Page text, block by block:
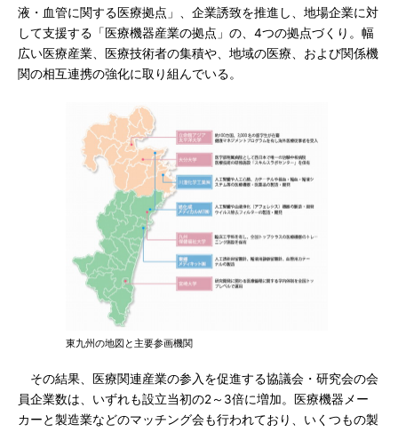
液・血管に関する医療拠点」、企業誘致を推進し、地場企業に対
して支援する「医療機器産業の拠点」の、4つの拠点づくり。幅
広い医療産業、医療技術者の集積や、地域の医療、および関係機
関の相互連携の強化に取り組んでいる。
東九州の地図と主要参画機関
その結果、医療関連産業の参入を促進する協議会・研究会の会
員企業数は、いずれも設立当初の2～3倍に増加。医療機器メー
カーと製造業などのマッチング会も行われており、いくつもの製